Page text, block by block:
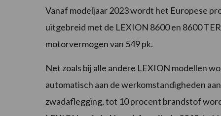
Vanaf modeljaar 2023 wordt het Europese
uitgebreid met de LEXION 8600 en 8600
motorvermogen van 549 pk.
Net zoals bij alle andere LEXION modellen
automatisch aan de werkomstandigheden
zwadaflegging, tot 10 procent brandstof